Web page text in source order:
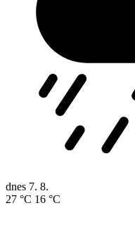
dnes 7. 8.
27 °C 16 °C